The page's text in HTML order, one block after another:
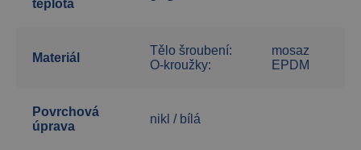
teplota
Materiál
Tělo šroubení:
mosaz
O-kroužky:
EPDM
Povrchová
úprava
nikl / bílá